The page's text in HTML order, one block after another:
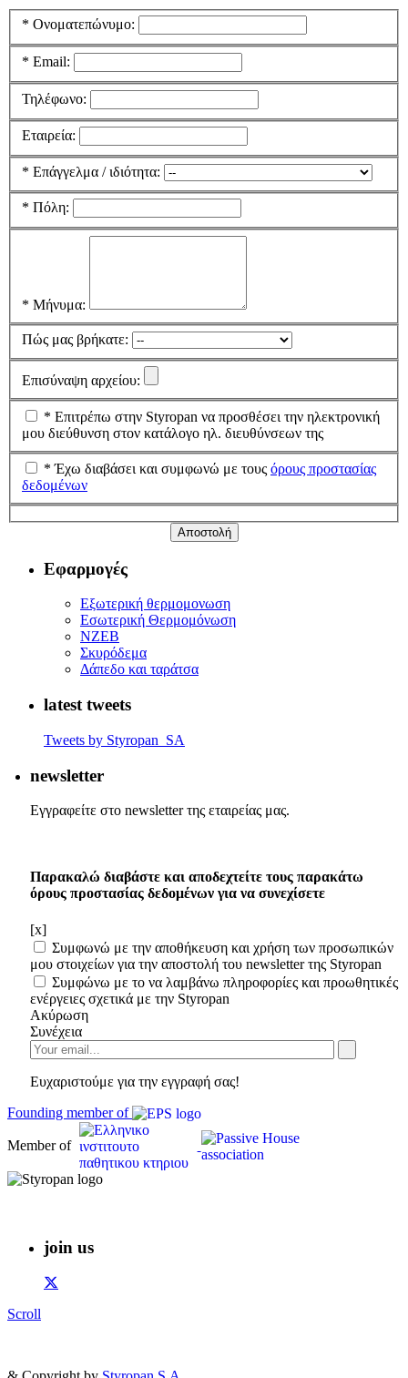
* Ονοματεπώνυμο:
* Email:
Τηλέφωνο:
Εταιρεία:
* Επάγγελμα / ιδιότητα:
* Πόλη:
* Μήνυμα:
Πώς μας βρήκατε:
Επισύναψη αρχείου:
* Επιτρέπω στην Styropan να προσθέσει την ηλεκτρονική
μου διεύθυνση στον κατάλογο ηλ. διευθύνσεων της
* Έχω διαβάσει και συμφωνώ με τους όρους προστασίας
δεδομένων
Εφαρμογές
Eξωτερική θερμομονωση
Εσωτερική Θερμομόνωση
ΝΖΕΒ
Σκυρόδεμα
Δάπεδο και ταράτσα
latest tweets
Tweets by Styropan_SA
newsletter
Εγγραφείτε στο newsletter της εταιρείας μας.
Παρακαλώ διαβάστε και αποδεχτείτε τους παρακάτω
όρους προστασίας δεδομένων για να συνεχίσετε
[x]
Συμφωνώ με την αποθήκευση και χρήση των προσωπικών
μου στοιχείων για την αποστολή του newsletter της Styropan
Συμφώνω με το να λαμβάνω πληροφορίες και προωθητικές
ενέργειες σχετικά με την Styropan
Ακύρωση
Συνέχεια
Ευχαριστούμε για την εγγραφή σας!
Founding member of
Member of
join us
Scroll